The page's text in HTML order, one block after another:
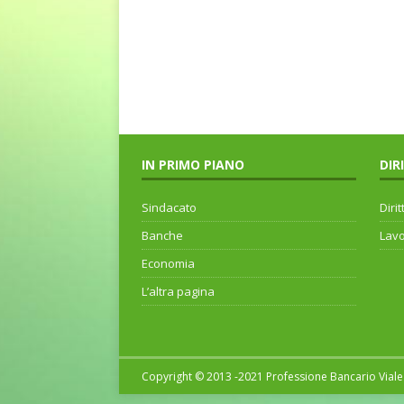
IN PRIMO PIANO
Sindacato
Banche
Economia
L’altra pagina
Copyright © 2013 -2021 Professione Bancario